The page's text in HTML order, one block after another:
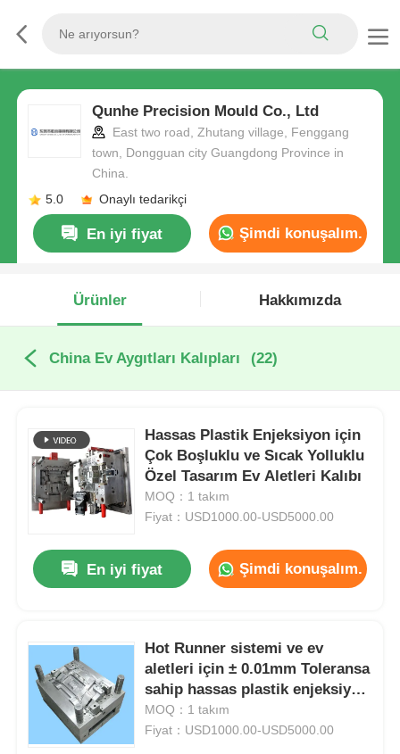
Qunhe Precision Mould Co., Ltd
East two road, Zhutang village, Fenggang
town, Dongguan city Guangdong Province in
China.
5.0
Onaylı tedarikçi
En iyi fiyat Şimdi konuşalım.
Ürünler Hakkımızda
China Ev Aygıtları Kalıpları (22)
Hassas Plastik Enjeksiyon için
Çok Boşluklu ve Sıcak Yolluklu
Özel Tasarım Ev Aletleri Kalıbı
MOQ：1 takım
Fiyat：USD1000.00-USD5000.00
En iyi fiyat Şimdi konuşalım.
Hot Runner sistemi ve ev
aletleri için ± 0.01mm Toleransa
sahip hassas plastik enjeksiyon
kalıbı
MOQ：1 takım
Fiyat：USD1000.00-USD5000.00